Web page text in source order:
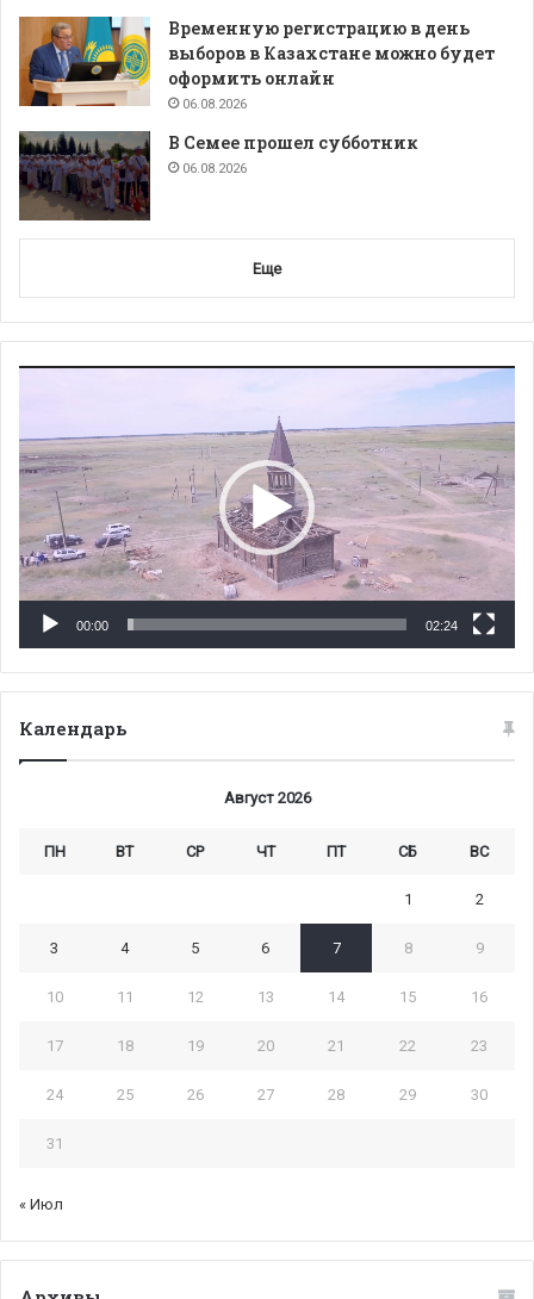
Временную регистрацию в день
выборов в Казахстане можно будет
оформить онлайн
06.08.2026
В Семее прошел субботник
06.08.2026
Еще
00:00 02:24
Календарь
Август 2026
ПН ВТ СР ЧТ ПТ СБ ВС
1 2
3 4 5 6 7 8 9
10 11 12 13 14 15 16
17 18 19 20 21 22 23
24 25 26 27 28 29 30
31
« Июл